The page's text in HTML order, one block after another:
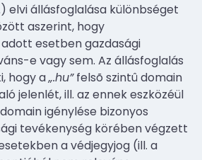
elvi állásfoglalása különbséget
aszerint, hogy
esetben gazdasági
e vagy sem. Az állásfoglalás
hogy a„.hu”felsõ szintû domain
jelenlét, ill. az ennek eszközéül
igénylése bizonyos
tevékenység körében végzett
a védjegyjog (ill. a